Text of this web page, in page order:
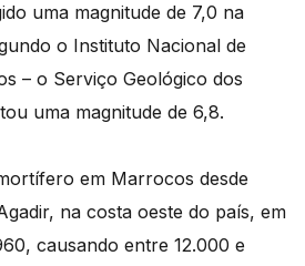
uma magnitude de 7,0 na
o Instituto Nacional de
– o Serviço Geológico dos
uma magnitude de 6,8.
em Marrocos desde
na costa oeste do país, em
causando entre 12.000 e